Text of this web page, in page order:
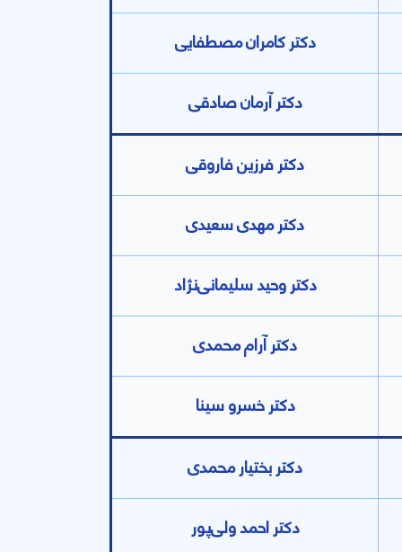
دکتر کامران مصطفایی
دکتر آرمان صادقی
دکتر فرزین فاروقی
دکتر مهدی سعیدی
دکتر وحید سلیمانی‌نژاد
دکتر آرام محمدی
دکتر خسرو سینا
دکتر بختیار محمدی
دکتر احمد ولی‌پور